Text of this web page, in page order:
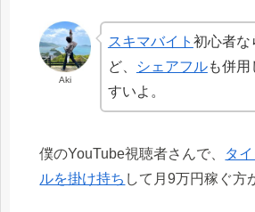
Aki
スキマバイト 初心者な
ど、
シェアフルも併用
すいよ。
僕のYouTube視聴者さんで、 タ
ルを掛け持ち して月9万円稼ぐ方